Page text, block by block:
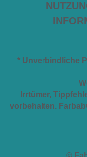
* Unverbindliche
Irrtümer,
vorbehalten.
©